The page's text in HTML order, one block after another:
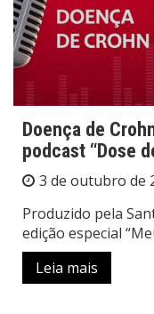
Doença de
podcast “Dose
3 de outubro de
Produzido pela
edição especial
Leia mais